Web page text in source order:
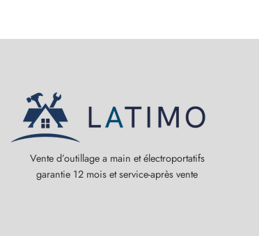
Vente d’outillage a main et électroportatifs
garantie 12 mois et service-après vente